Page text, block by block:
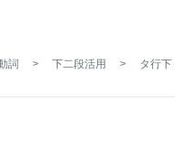
詞 > 下二段活用 >
タ行下